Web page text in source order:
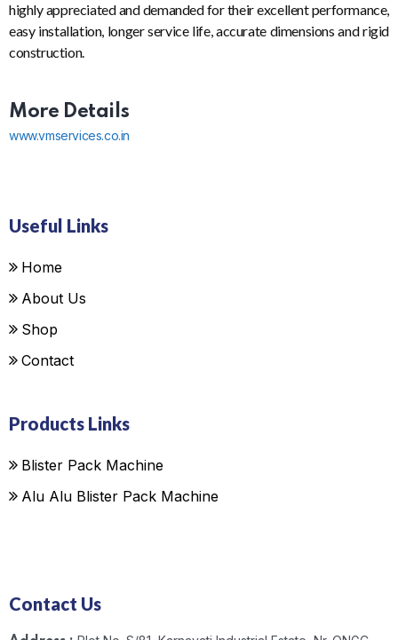
highly appreciated and demanded for their excellent performance,
easy installation, longer service life, accurate dimensions and rigid
construction.
More Details
www.vmservices.co.in
Useful Links
Home
About Us
Shop
Contact
Products Links
Blister Pack Machine
Alu Alu Blister Pack Machine
Contact Us